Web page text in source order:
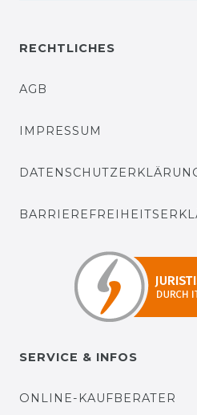
RECHTLICHES
AGB
IMPRESSUM
SERVICE & INFOS
ONLINE-KAUFBERATER